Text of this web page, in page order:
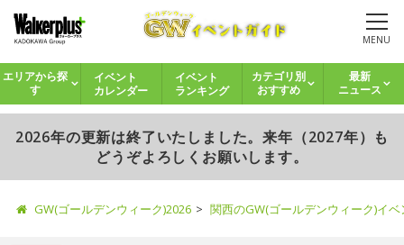
MENU
エリアから探
す
イベント
カレンダー
イベント
ランキング
カテゴリ別
おすすめ
最新
ニュース
2026年の更新は終了いたしました。来年（2027年）も
どうぞよろしくお願いします。
GW(ゴールデンウィーク)2026 関西のGW(ゴールデンウィーク)イ